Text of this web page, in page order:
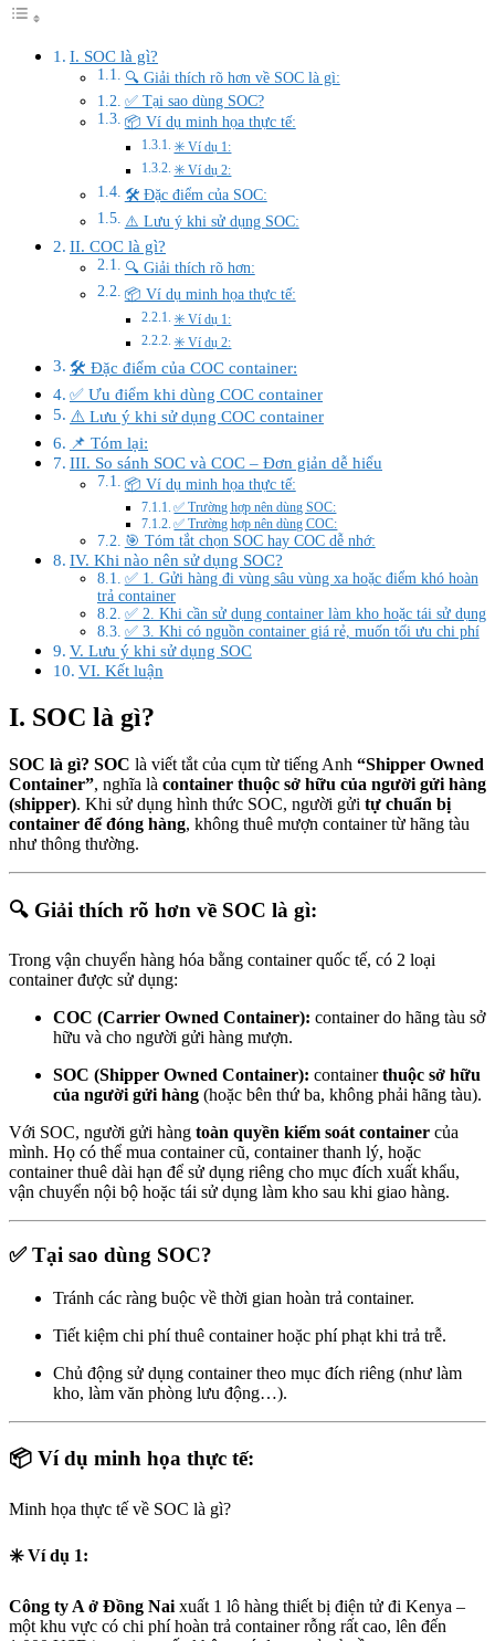
I. SOC là gì?
🔍 Giải thích rõ hơn về SOC là gì:
✅ Tại sao dùng SOC?
📦 Ví dụ minh họa thực tế:
✳️ Ví dụ 1:
✳️ Ví dụ 2:
🛠️ Đặc điểm của SOC:
⚠️ Lưu ý khi sử dụng SOC:
II. COC là gì?
🔍 Giải thích rõ hơn:
📦 Ví dụ minh họa thực tế:
✳️ Ví dụ 1:
✳️ Ví dụ 2:
🛠️ Đặc điểm của COC container:
✅ Ưu điểm khi dùng COC container
⚠️ Lưu ý khi sử dụng COC container
📌 Tóm lại:
III. So sánh SOC và COC – Đơn giản dễ hiểu
📦 Ví dụ minh họa thực tế:
✅ Trường hợp nên dùng SOC:
✅ Trường hợp nên dùng COC:
🎯 Tóm tắt chọn SOC hay COC dễ nhớ:
IV. Khi nào nên sử dụng SOC?
✅ 1. Gửi hàng đi vùng sâu vùng xa hoặc điểm khó hoàn
trả container
✅ 2. Khi cần sử dụng container làm kho hoặc tái sử dụng
✅ 3. Khi có nguồn container giá rẻ, muốn tối ưu chi phí
V. Lưu ý khi sử dụng SOC
VI. Kết luận
I. SOC là gì?
SOC là gì? SOC là viết tắt của cụm từ tiếng Anh “Shipper Owned
Container”, nghĩa là container thuộc sở hữu của người gửi hàng
(shipper). Khi sử dụng hình thức SOC, người gửi tự chuẩn bị
container để đóng hàng, không thuê mượn container từ hãng tàu
như thông thường.
🔍 Giải thích rõ hơn về SOC là gì:
Trong vận chuyển hàng hóa bằng container quốc tế, có 2 loại
container được sử dụng:
COC (Carrier Owned Container): container do hãng tàu sở
hữu và cho người gửi hàng mượn.
SOC (Shipper Owned Container): containerthuộc sở hữu
của người gửi hàng (hoặc bên thứ ba, không phải hãng tàu).
Với SOC, người gửi hàng toàn quyền kiểm soát container của
mình. Họ có thể mua container cũ, container thanh lý, hoặc
container thuê dài hạn để sử dụng riêng cho mục đích xuất khẩu,
vận chuyển nội bộ hoặc tái sử dụng làm kho sau khi giao hàng.
✅Tại sao dùng SOC?
Tránh các ràng buộc về thời gian hoàn trả container.
Tiết kiệm chi phí thuê container hoặc phí phạt khi trả trễ.
Chủ động sử dụng container theo mục đích riêng (như làm
kho, làm văn phòng lưu động…).
📦 Ví dụ minh họa thực tế:
Minh họa thực tế về SOC là gì?
✳️ Ví dụ 1:
Công ty A ở Đồng Nai xuất 1 lô hàng thiết bị điện tử đi Kenya –
một khu vực có chi phí hoàn trả container rỗng rất cao, lên đến